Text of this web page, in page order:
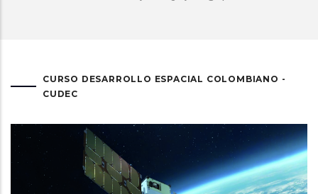
CURSO DESARROLLO ESPACIAL COLOMBIANO -
CUDEC